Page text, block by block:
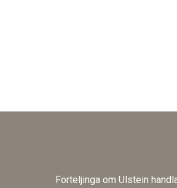
Forteljinga om Ulstein